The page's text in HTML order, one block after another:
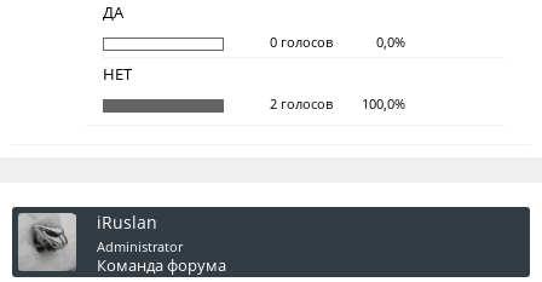
ДА
0 голосов 0,0%
НЕТ
2 голосов 100,0%
iRuslan
Administrator
Команда форума